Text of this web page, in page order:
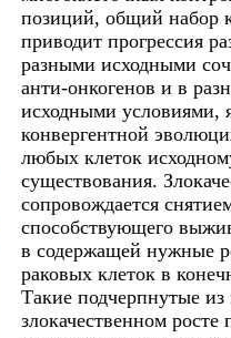
позиций, общий набор
приводит прогрессия
разными исходными
анти-онкогенов и в
исходными условиями,
конвергентной
любых клеток
существования.
сопровождается
способствующего
в содержащей нужные
раковых клеток в
Такие подчерпнутые из
злокачественном